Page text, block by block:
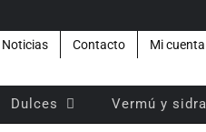
Noticias Contacto Mi cuenta
Dulces Vermú y sidra